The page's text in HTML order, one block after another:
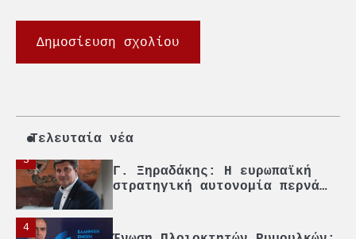
Τελευταία νέα
επίτημος δημότης Σπετσών
υπεύθυνη ανάπτυξη και τη
βιώσιμη επιχειρηματικότητα
3
Γ. Ξηραδάκης: Η ευρωπαϊκή
στρατηγική αυτονομία περνά
4